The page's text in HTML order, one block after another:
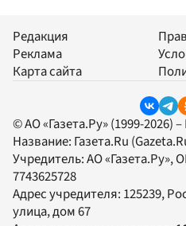
Редакция
Реклама
Карта сайта
© АО «Газета.Ру» (1999-2026)
Название: Газета.Ru
Учредитель:АО «Газета.Ру»,
7743625728
Адрес учредителя: 125239,
улица, дом 67